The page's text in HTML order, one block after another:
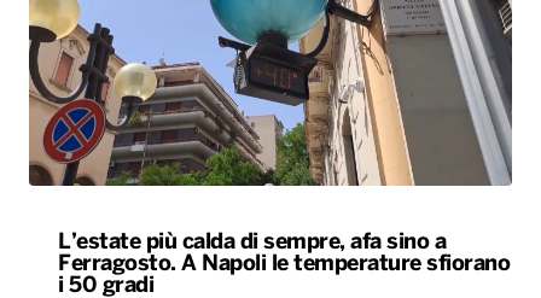
L’estate più calda di sempre, afa sino a
Ferragosto. A Napoli le temperature sfiorano
i 50 gradi